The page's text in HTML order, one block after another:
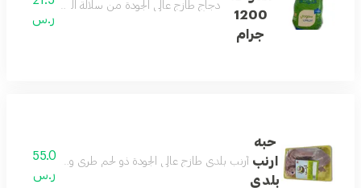
1200
جرام
دجاج طازج عالي الجودة من سلالة الدوحة المميزة بوزن 1200 جرام مثالي للعائلة لحم طري وطعم
ر.س
حبه
ارنب
بلدي
أرنب بلدي طازج عالي الجودة ذو لحم طري وطعم لذيذ
55.0
ر.س